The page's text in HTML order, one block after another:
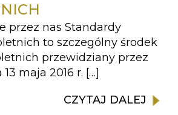
przez nas Standardy
to szczególny środek
przewidziany przez
maja 2016 r. […]
CZYTAJ DALEJ